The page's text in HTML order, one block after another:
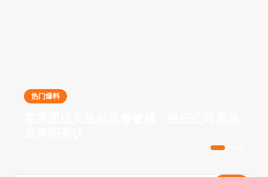
热门爆料